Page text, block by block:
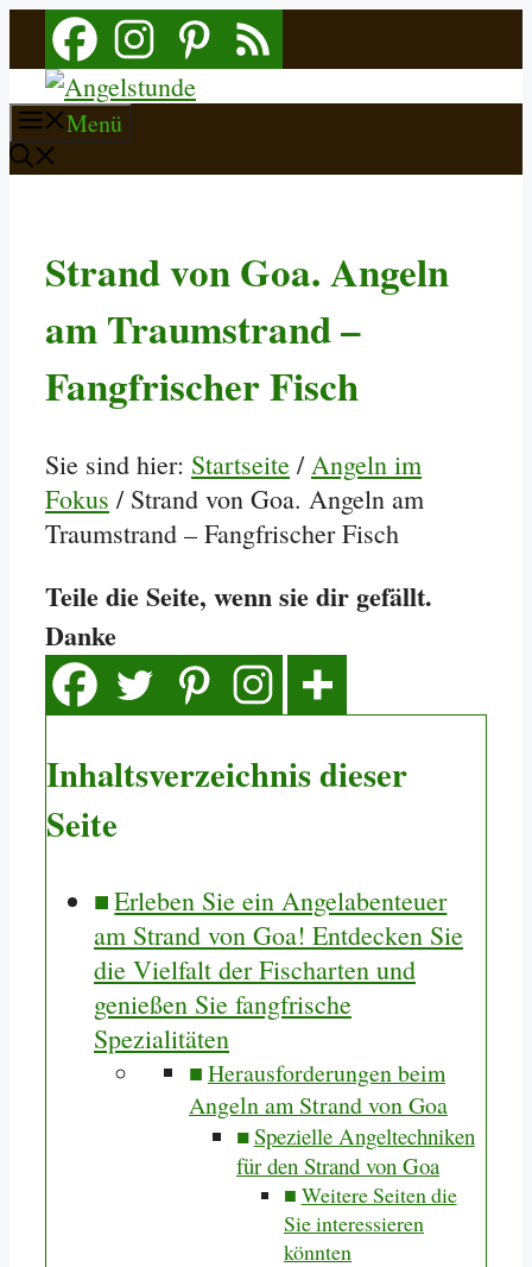
Zum
Inhalt
springen
Menü
Strand von Goa. Angeln
am Traumstrand –
Fangfrischer Fisch
Sie sind hier: Startseite / Angeln im
Fokus / Strand von Goa. Angeln am
Traumstrand – Fangfrischer Fisch
Teile die Seite, wenn sie dir gefällt.
Danke
Inhaltsverzeichnis dieser
Seite
Erleben Sie ein Angelabenteuer
am Strand von Goa! Entdecken Sie
die Vielfalt der Fischarten und
genießen Sie fangfrische
Spezialitäten
Herausforderungen beim
Angeln am Strand von Goa
Spezielle Angeltechniken
für den Strand von Goa
Weitere Seiten die
Sie interessieren
könnten